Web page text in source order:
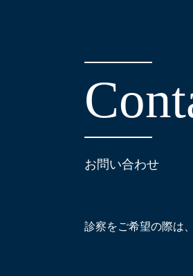
Cont
お問い合わせ
診察をご希望の際は